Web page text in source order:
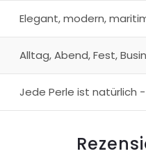
Elegant, modern,
Alltag, Abend, Fest,
Jede Perle ist natürlich